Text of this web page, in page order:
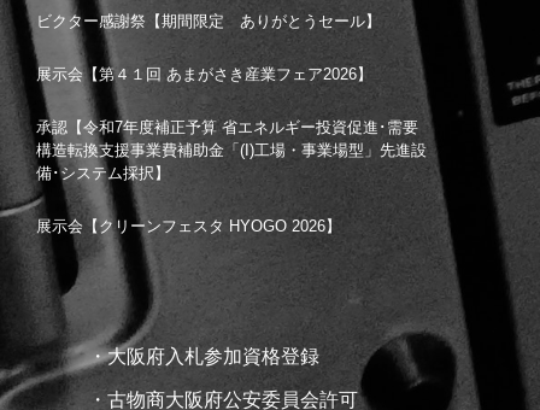
ビクター感謝祭【期間限定 ありがとうセール】
展示会【第４１回 あまがさき産業フェア2026】
承認【令和7年度補正予算 省エネルギー投資促進･需要
構造転換支援事業費補助金「(I)工場・事業場型」先進設
備･システム採択】
展示会【クリーンフェスタ HYOGO 2026】
・大阪府入札参加資格登録
・古物商大阪府公安委員会許可